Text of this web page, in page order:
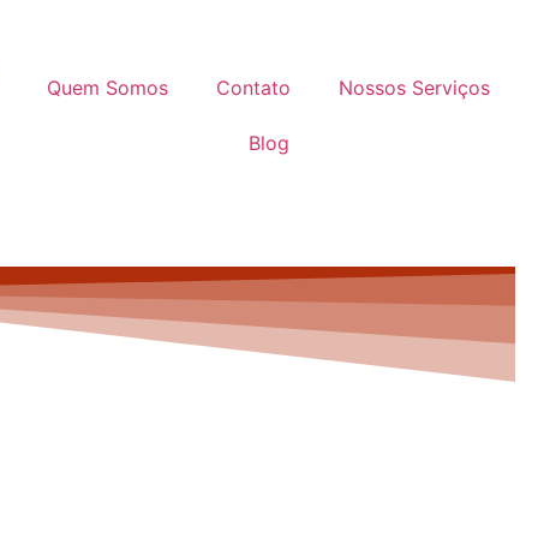
Quem Somos Contato Nossos Serviços
Blog